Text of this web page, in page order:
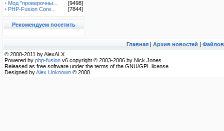
Мод "проверочны...
[9498]
PHP-Fusion Core...
[7844]
Рекомендуем посетить
Главная| Архив новостей |
© 2008-2011 by AlexALX
Powered by php-fusion v6 copyright © 2003-2006 by Nick Jones.
Released as free software under the terms of the GNU/GPL license.
Designed byAlex Unknown © 2008.